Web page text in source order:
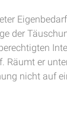
der
Räumt er
nicht auf